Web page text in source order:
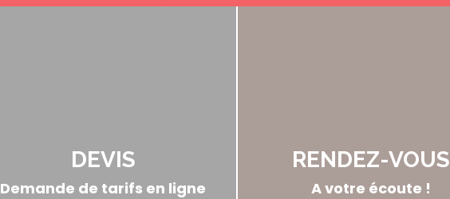
DEVIS
Demande de tarifs en ligne
RENDEZ-VOUS
A votre écoute !